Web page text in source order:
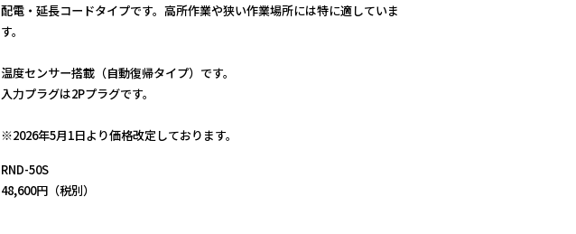
配電・延長コードタイプです。高所作業や狭い作業場所には特に適していま
す。
温度センサー搭載（自動復帰タイプ）です。
入力プラグは2Pプラグです。
※2026年5月1日より価格改定しております。
RND-50S
48,600円（税別）